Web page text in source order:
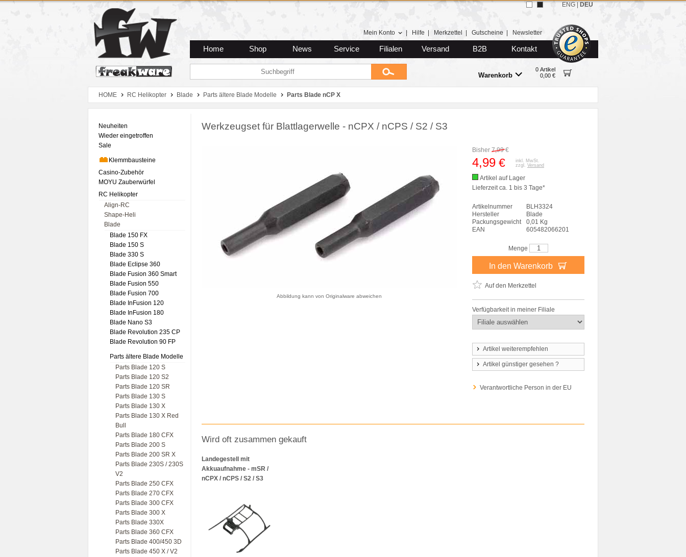
Zum Hauptmenue
Zum Seiteninhalt
Zum Warenkob
Mein Konto Hilfe Merkzettel Gutscheine Newsletter
Home Shop News Service Filialen Versand B2B Kontakt
Warenkorb
0 Artikel
0,00 €
ENG DEU
HOME RC Helikopter Blade Parts ältere Blade Modelle Parts Blade nCP X
Neuheiten
Wieder eingetroffen
Sale
Klemmbausteine
Casino-Zubehör
MOYU Zauberwürfel
RC Helikopter
Align-RC
Shape-Heli
Blade
Blade 150 FX
Blade 150 S
Blade 330 S
Blade Eclipse 360
Blade Fusion 360 Smart
Blade Fusion 550
Blade Fusion 700
Blade InFusion 120
Blade InFusion 180
Blade Nano S3
Blade Revolution 235 CP
Blade Revolution 90 FP
Parts ältere Blade Modelle
Parts Blade 120 S
Parts Blade 120 S2
Parts Blade 120 SR
Parts Blade 130 S
Parts Blade 130 X
Parts Blade 130 X Red
Bull
Parts Blade 180 CFX
Parts Blade 200 S
Parts Blade 200 SR X
Parts Blade 230S / 230S
V2
Parts Blade 250 CFX
Parts Blade 270 CFX
Parts Blade 300 CFX
Parts Blade 300 X
Parts Blade 330X
Parts Blade 360 CFX
Parts Blade 400/450 3D
Parts Blade 450 X / V2
Werkzeugset für Blattlagerwelle - nCPX / nCPS / S2 / S3
Abbildung kann von Originalware abweichen
Bisher 7,99€
4,99 €
inkl. MwSt.
zzgl. Versand
Artikel auf Lager
Lieferzeit ca. 1 bis 3 Tage*
Artikelnummer
BLH3324
Hersteller
Blade
Packungsgewicht
0,01 Kg
EAN
605482066201
Menge
In den Warenkorb
Auf den Merkzettel
Verfügbarkeit in meiner Filiale
Artikel weiterempfehlen
Artikel günstiger gesehen ?
Verantwortliche Person in der EU
Wird oft zusammen gekauft
Landegestell mit
Akkuaufnahme - mSR /
nCPX / nCPS / S2 / S3